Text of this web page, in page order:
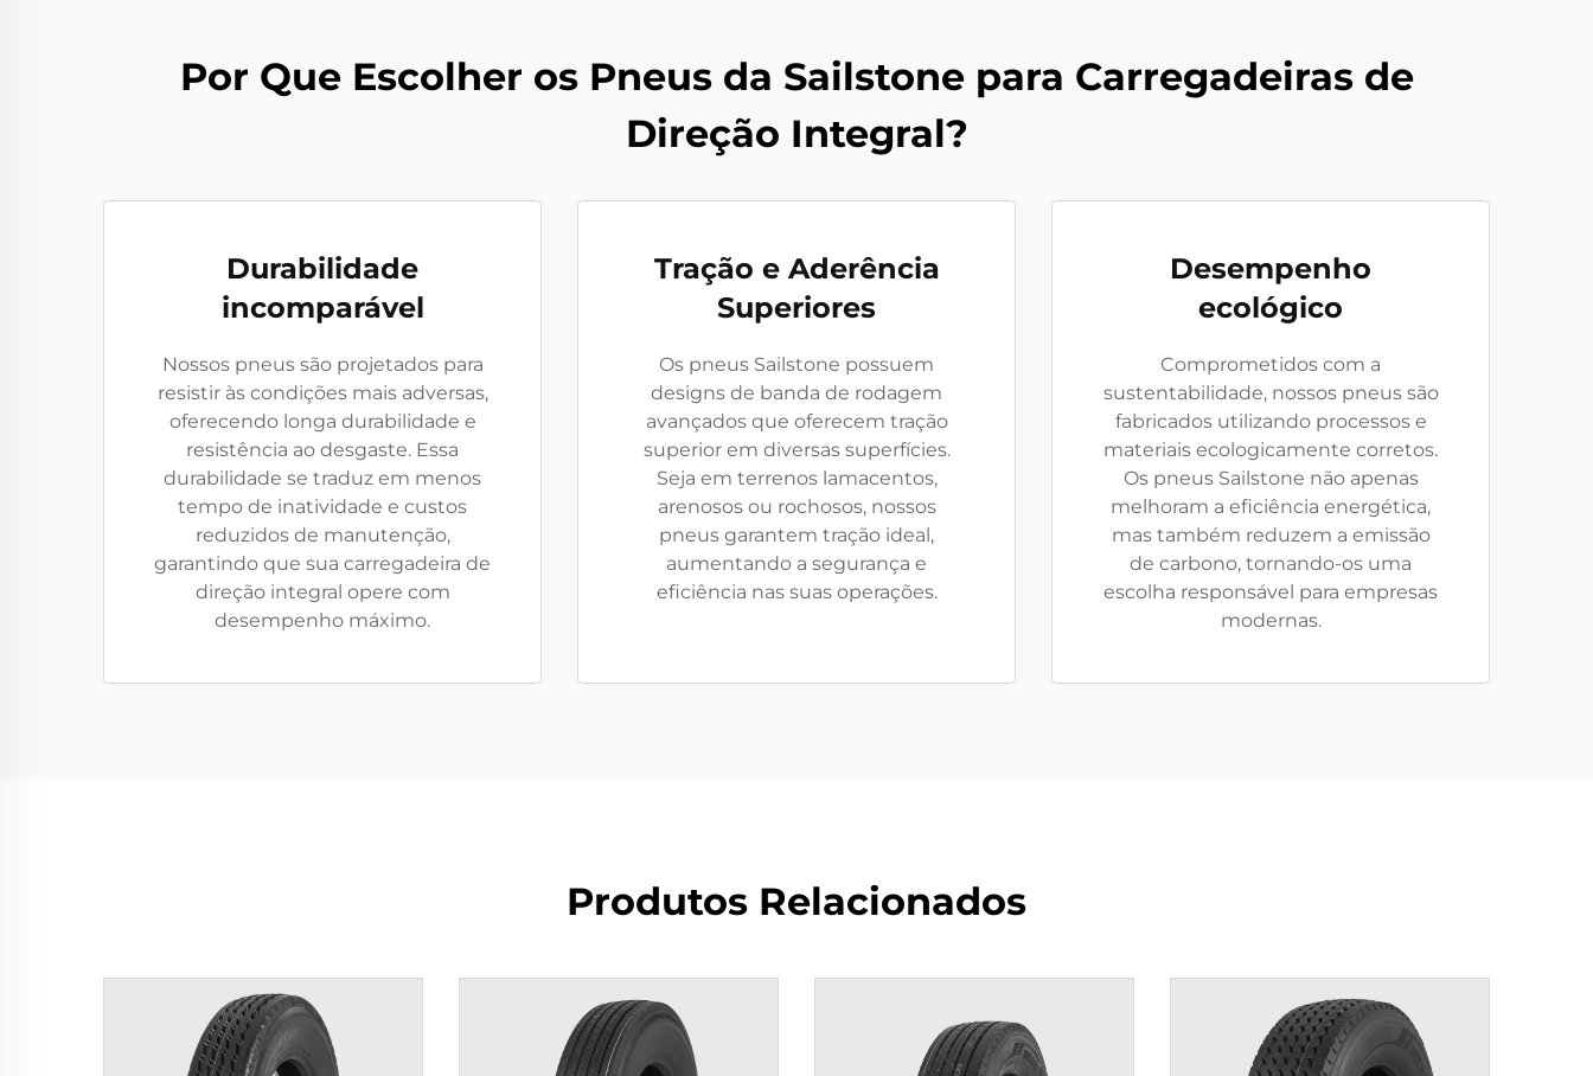
Por Que Escolher os Pneus da Sailstone para Carregadeiras de
Direção Integral?
Durabilidade
incomparável
Nossos pneus são projetados para
resistir às condições mais adversas,
oferecendo longa durabilidade e
resistência ao desgaste. Essa
durabilidade se traduz em menos
tempo de inatividade e custos
reduzidos de manutenção,
garantindo que sua carregadeira de
direção integral opere com
desempenho máximo.
Tração e Aderência
Superiores
Os pneus Sailstone possuem
designs de banda de rodagem
avançados que oferecem tração
superior em diversas superfícies.
Seja em terrenos lamacentos,
arenosos ou rochosos, nossos
pneus garantem tração ideal,
aumentando a segurança e
eficiência nas suas operações.
Desempenho
ecológico
Comprometidos com a
sustentabilidade, nossos pneus são
fabricados utilizando processos e
materiais ecologicamente corretos.
Os pneus Sailstone não apenas
melhoram a eficiência energética,
mas também reduzem a emissão
de carbono, tornando-os uma
escolha responsável para empresas
modernas.
Produtos Relacionados